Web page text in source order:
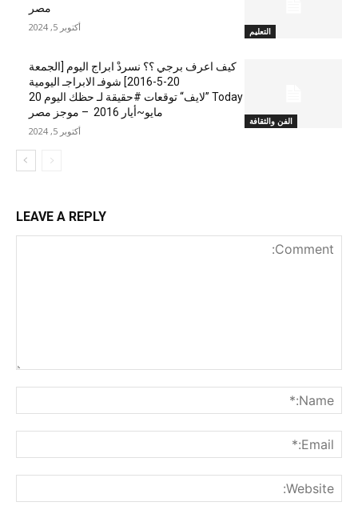
التعليم
مصر
أكتوبر 5, 2024
الفن والثقافة
كيف اعرف برجي ؟؟ نسردْ ابراج اليوم [الجمعة
20-5-2016] شوفـ الابراجـ اليومية
Today ”لايف“ توقعات #حقيقة لـ حظك اليوم 20
مايو~أيار 2016 – موجز مصر
أكتوبر 5, 2024
LEAVE A REPLY